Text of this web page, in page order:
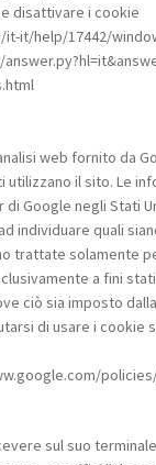
disattivare i cookie
it/help/17442/
web fornito da
il sito. Le
Google negli Stati
individuare quali
trattate
a fini
ciò sia imposto
di usare i
sul suo